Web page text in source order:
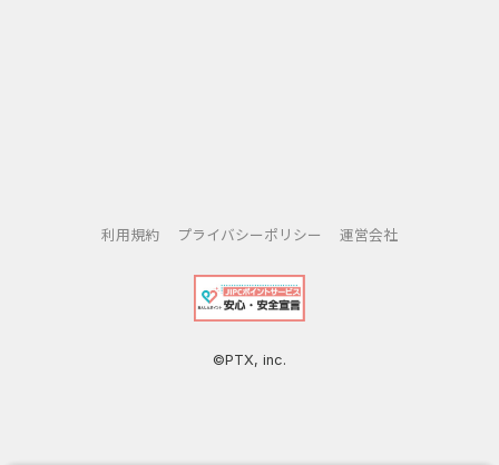
利用規約 プライバシーポリシー 運営会社
©PTX, inc.